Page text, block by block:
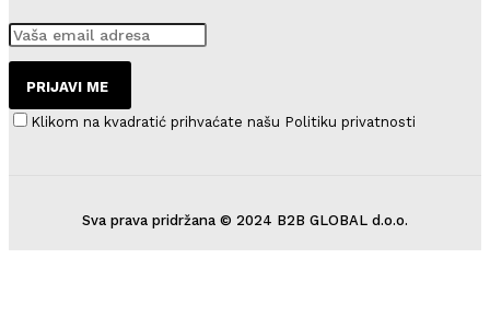
PRIJAVI ME
Klikom na kvadratić prihvaćate našu Politiku privatnosti
Sva prava pridržana © 2024 B2B GLOBAL d.o.o.